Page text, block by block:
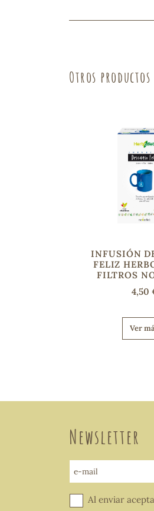
Otros
INFUSIÓN
FELIZ
FILTROS
4,50
Ver
Newsletter
e-mail
Al enviar